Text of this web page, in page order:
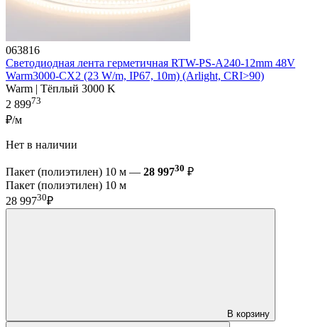
063816
Светодиодная лента герметичная RTW-PS-A240-12mm 48V
Warm3000-CX2 (23 W/m, IP67, 10m) (Arlight, CRI>90)
Warm | Тёплый 3000 K
2 89973
₽/м
Нет в наличии
Пакет (полиэтилен) 10 м — 28 99730 ₽
Пакет (полиэтилен) 10 м
28 99730₽
В корзину